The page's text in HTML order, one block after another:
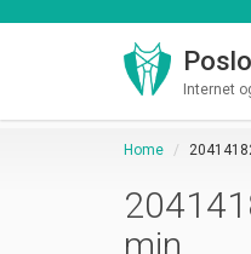
Internet
Home
min